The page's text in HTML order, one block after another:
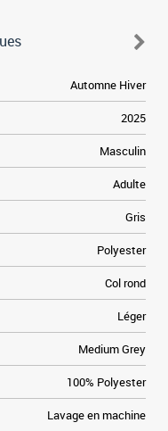
Automne Hiver
2025
Masculin
Adulte
Gris
Polyester
Col rond
Léger
Medium Grey
100% Polyester
Lavage en machine